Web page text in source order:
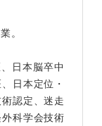
。
日本脳卒中
日本定位・
認定、迷走
科学会技術